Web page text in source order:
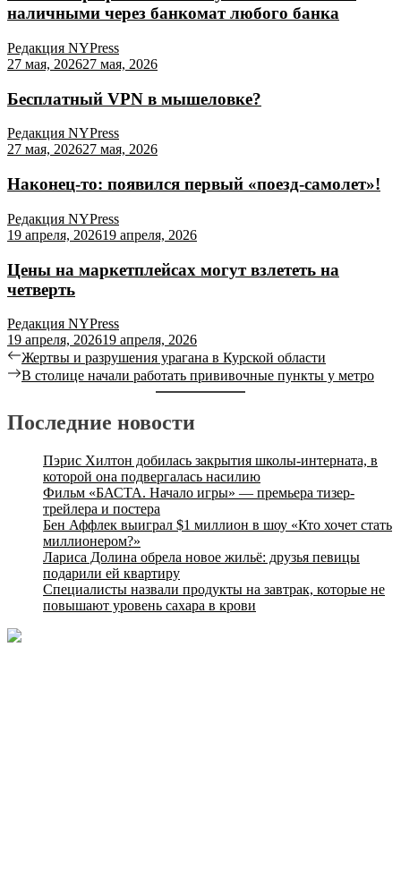
наличными через банкомат любого банка
Редакция NYPress
27 мая, 202627 мая, 2026
Бесплатный VPN в мышеловке?
Редакция NYPress
27 мая, 202627 мая, 2026
Наконец-то: появился первый «поезд-самолет»!
Редакция NYPress
19 апреля, 202619 апреля, 2026
Цены на маркетплейсах могут взлететь на
четверть
Редакция NYPress
19 апреля, 202619 апреля, 2026
Навигация
по
Previous
post:
Жертвы и разрушения урагана в Курской области
Next
В столице начали работать прививочные пункты у метро
Последние новости
Пэрис Хилтон добилась закрытия школы-интерната, в
которой она подвергалась насилию
Фильм «БАСТА. Начало игры» — премьера тизер-
трейлера и постера
Бен Аффлек выиграл $1 миллион в шоу «Кто хочет стать
миллионером?»
Лариса Долина обрела новое жильё: друзья певицы
подарили ей квартиру
Специалисты назвали продукты на завтрак, которые не
повышают уровень сахара в крови